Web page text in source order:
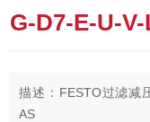
G-D7-E-U-
描述：FESTO过滤减
AS